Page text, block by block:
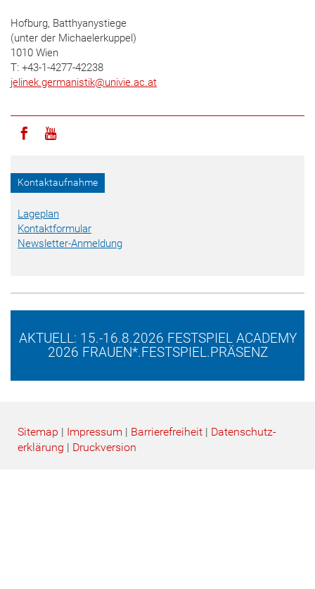
Hofburg, Batthyanystiege
(unter der Michaelerkuppel)
1010 Wien
T: +43-1-4277-42238
jelinek.germanistik@univie.ac.at
Icon facebook
Icon youtube
Kontaktaufnahme
Lageplan
Kontaktformular
Newsletter-Anmeldung
AKTUELL: 15.-16.8.2026 FESTSPIEL ACADEMY
2026 FRAUEN*.FESTSPIEL.PRÄSENZ
Sitemap | Impressum | Barrierefreiheit | Datenschutz­
erklärung | Druckversion